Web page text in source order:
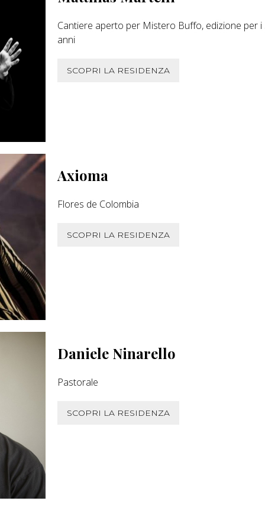
Cantiere aperto per Mistero Buffo, edizione per i
anni
SCOPRI LA RESIDENZA
Axioma
Flores de Colombia
SCOPRI LA RESIDENZA
Daniele Ninarello
Pastorale
SCOPRI LA RESIDENZA